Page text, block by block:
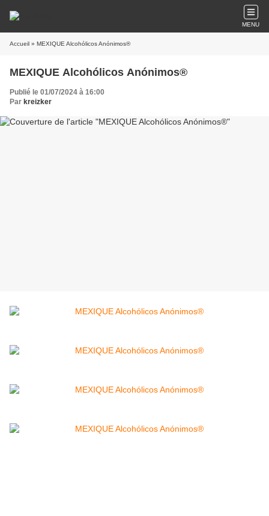
MENU
Accueil » MEXIQUE Alcohólicos Anónimos®
MEXIQUE Alcohólicos Anónimos®
Publié le 01/07/2024 à 16:00
Par kreizker